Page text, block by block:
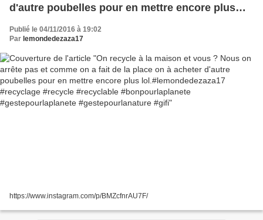
d'autre poubelles pour en mettre encore plus
lol.#lemondedezaza17 #recyclage #recycle
#recyclable #bonpourlaplanete
Publié le 04/11/2016 à 19:02
Par lemondedezaza17
https://www.instagram.com/p/BMZcfnrAU7F/